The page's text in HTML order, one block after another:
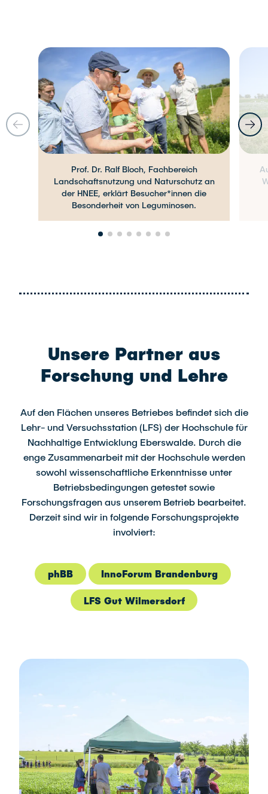
Prof. Dr. Ralf Bloch, Fachbereich
Landschaftsnutzung und Naturschutz an
der HNEE, erklärt Besucher*innen die
Besonderheit von Leguminosen.
Zurück Vor
Unsere Partner aus
Forschung und Lehre
Auf den Flächen unseres Betriebes befindet sich die
Lehr- und Versuchsstation (LFS) der Hochschule für
Nachhaltige Entwicklung Eberswalde. Durch die
enge Zusammenarbeit mit der Hochschule werden
sowohl wissenschaftliche Erkenntnisse unter
Betriebsbedingungen getestet sowie
Forschungsfragen aus unserem Betrieb bearbeitet.
Derzeit sind wir in folgende Forschungsprojekte
involviert:
phBB InnoForum Brandenburg
LFS Gut Wilmersdorf